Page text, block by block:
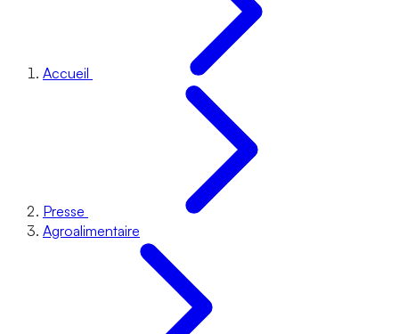
Accueil
Presse
Agroalimentaire